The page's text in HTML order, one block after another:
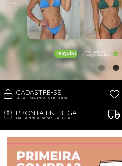
TOP DE BIQUÍNI
TOP E CROPPEDS
CADASTRE-SE
SEJA UMA REVENDEDORA
PRONTA-ENTREGA
DA FÁBRICA PARA SUA LOJA